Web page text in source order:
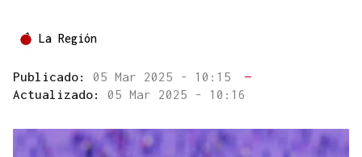
La Región
Publicado: 05 Mar 2025 - 10:15
—
Actualizado: 05 Mar 2025 - 10:16